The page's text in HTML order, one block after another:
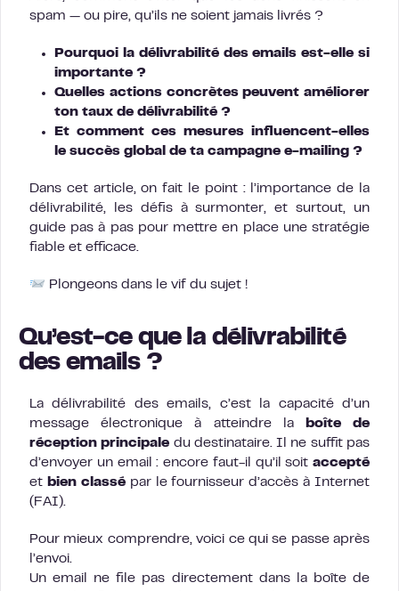
spam — ou pire, qu’ils ne soient jamais livrés ?
Pourquoi la délivrabilité des emails est-elle si
importante ?
Quelles actions concrètes peuvent améliorer
ton taux de délivrabilité ?
Et comment ces mesures influencent-elles
le succès global de ta campagne e-mailing ?
Dans cet article, on fait le point : l’importance de la
délivrabilité, les défis à surmonter, et surtout, un
guide pas à pas pour mettre en place une stratégie
fiable et efficace.
Plongeons dans le vif du sujet !
Qu’est-ce que la délivrabilité
des emails ?
La délivrabilité des emails, c’est la capacité d’un
message électronique à atteindre la
boîte de
réception principale du destinataire. Il ne suffit pas
d’envoyer un email : encore faut-il qu’il soit accepté
et bien classépar le fournisseur d’accès à Internet
(FAI).
Pour mieux comprendre, voici ce qui se passe après
l’envoi.
Un email ne file pas directement dans la boîte de